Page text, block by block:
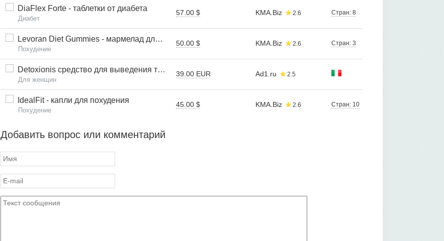
DiaFlex Forte - таблетки от диабета
Диабет
57.00 $ KMA.Biz 2.6 Стран: 8
Levoran Diet Gummies - мармелад для похудения
Похудение
50.00 $ KMA.Biz 2.6 Стран: 3
Detoxionis средство для выведения токсинов - IT (Италия)
Для женщин
39.00 EUR Ad1.ru 2.5
IdealFit - капли для похудения
Похудение
45.00 $ KMA.Biz 2.6 Стран: 10
Добавить вопрос или комментарий